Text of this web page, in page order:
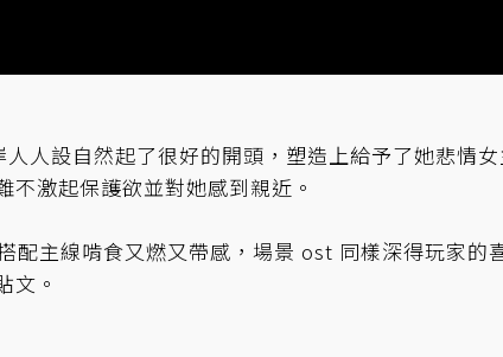
人設自然起了很好的開頭，塑造上給予了她悲情
激起保護欲並對她感到親近。
配主線啃食又燃又帶感，場景 ost 同樣深得玩家的
文。